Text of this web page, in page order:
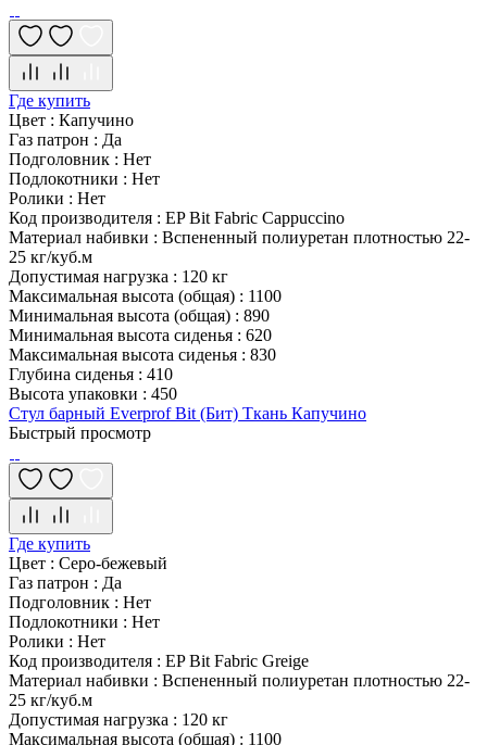
Где купить
Цвет : Капучино
Газ патрон : Да
Подголовник : Нет
Подлокотники : Нет
Ролики : Нет
Код производителя : EP Bit Fabric Cappuccino
Материал набивки : Вспененный полиуретан плотностью 22-
25 кг/куб.м
Допустимая нагрузка : 120 кг
Максимальная высота (общая) : 1100
Минимальная высота (общая) : 890
Минимальная высота сиденья : 620
Максимальная высота сиденья : 830
Глубина сиденья : 410
Высота упаковки : 450
Стул барный Everprof Bit (Бит) Ткань Капучино
Быстрый просмотр
Где купить
Цвет : Серо-бежевый
Газ патрон : Да
Подголовник : Нет
Подлокотники : Нет
Ролики : Нет
Код производителя : EP Bit Fabric Greige
Материал набивки : Вспененный полиуретан плотностью 22-
25 кг/куб.м
Допустимая нагрузка : 120 кг
Максимальная высота (общая) : 1100